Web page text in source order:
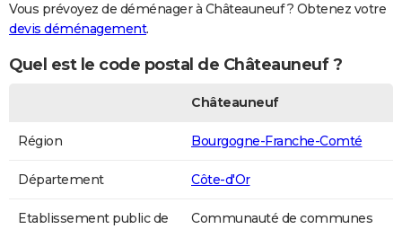
Vous prévoyez de déménager à Châteauneuf ? Obtenez votre
devis déménagement.
Quel est le code postal de Châteauneuf ?
Châteauneuf
Région Bourgogne-Franche-Comté
Département Côte-d'Or
Etablissement public de
Communauté de communes